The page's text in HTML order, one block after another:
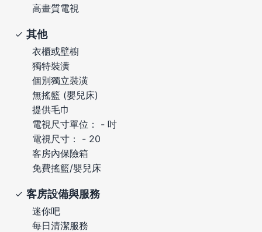
高畫質電視
其他
衣櫃或壁櫥
獨特裝潢
個別獨立裝潢
無搖籃 (嬰兒床)
提供毛巾
電視尺寸單位： - 吋
電視尺寸： - 20
客房內保險箱
免費搖籃/嬰兒床
客房設備與服務
迷你吧
每日清潔服務